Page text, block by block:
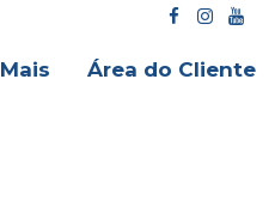
Área do Cliente
Mais